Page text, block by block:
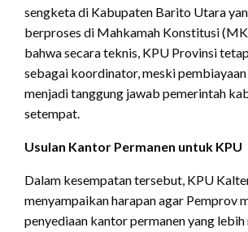
sengketa di Kabupaten Barito Utara
berproses di Mahkamah Konstitusi
bahwa secara teknis, KPU Provinsi
sebagai koordinator, meski pembiayaan
menjadi tanggung jawab pemerintah
setempat.
Usulan Kantor Permanen untuk KPU
Dalam kesempatan tersebut, KPU
menyampaikan harapan agar Pemprov
penyediaan kantor permanen yang